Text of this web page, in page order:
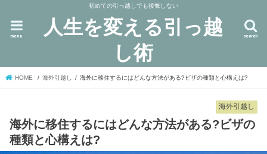
初めての引っ越しでも後悔しない
人生を変える引っ越
し術
search
menu
HOME 海外引越し 海外に移住するにはどんな方法がある?ビザの種類と心構えは?
海外引越し
海外に移住するにはどんな方法がある?ビザの
種類と心構えは?